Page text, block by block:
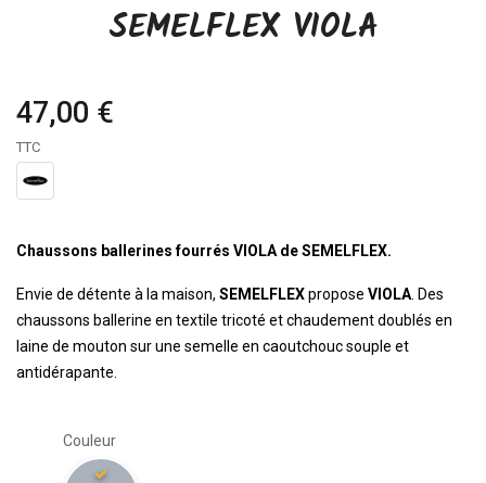
SEMELFLEX VIOLA
47,00 €
TTC
Chaussons ballerines fourrés VIOLA de SEMELFLEX.
Envie de détente à la maison, SEMELFLEXpropose VIOLA . Des
chaussons ballerine en textile tricoté et chaudement doublés en
laine de mouton sur une semelle en caoutchouc souple et
antidérapante.
Couleur